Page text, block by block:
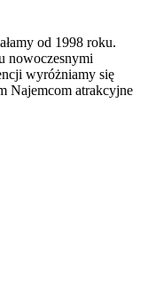
od 1998 roku.
nowoczesnymi
wyróżniamy się
Najemcom atrakcyjne